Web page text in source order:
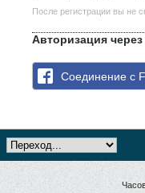
После регистрации вы не
Авторизация
Соединение с